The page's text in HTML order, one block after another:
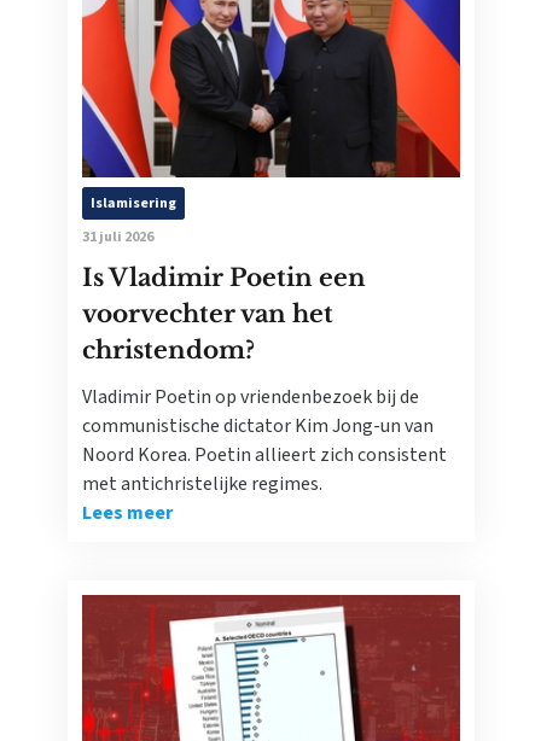
Islamisering
31 juli 2026
Is Vladimir Poetin een
voorvechter van het
christendom?
Vladimir Poetin op vriendenbezoek bij de
communistische dictator Kim Jong-un van
Noord Korea. Poetin allieert zich consistent
met antichristelijke regimes.
Lees meer